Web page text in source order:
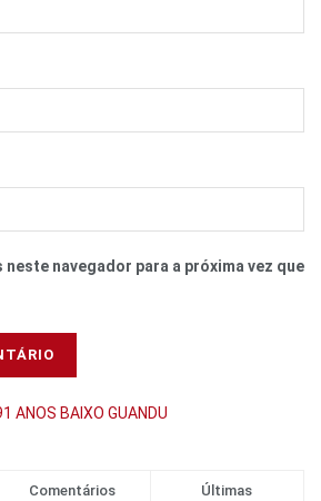
neste navegador para a próxima vez que
Comentários Últimas